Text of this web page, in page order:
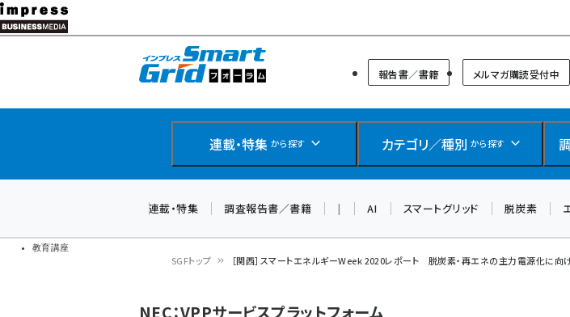
メ
イ
教育講座
スマートグリッドフォーラム
報告書／書籍 メルマガ購読受付中
連載・特集 から探す カテゴリ／種別 から探す
連載・特集 調査報告書／書籍 | AI スマートグリッド 脱炭素
SGFトップ ［関西］スマートエネルギーWeek 2020レポート 脱炭素・再エネの主力電源化に
NEC：VPPサービスプラットフォーム